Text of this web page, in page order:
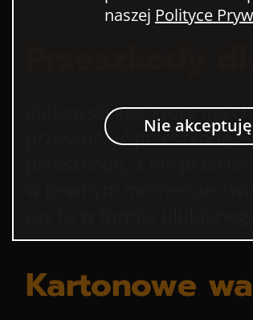
Ciekawski kot, który ma
przeskoczyć przeszkodę.
Kartonowe
naszej Polityce
Nie akceptuję